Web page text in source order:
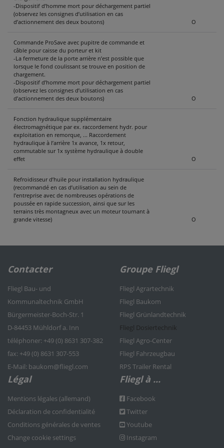
-Dispositif d’homme mort pour déchargement partiel
(observez les consignes d’utilisation en cas
d’actionnement des deux boutons)
O
Commande ProSave avec pupitre de commande et
câble pour caisse du porteur et kit
-La fermeture de la porte arrière n’est possible que
lorsque le fond coulissant se trouve en position de
chargement.
-Dispositif d’homme mort pour déchargement partiel
(observez les consignes d’utilisation en cas
d’actionnement des deux boutons)
O
Fonction hydraulique supplémentaire
électromagnétique par ex. raccordement hydr. pour
exploitation en remorque, ... Raccordement
hydraulique à l’arrière 1x avance, 1x retour,
commutable sur 1x système hydraulique à double
effet
O
Refroidisseur d’huile pour installation hydraulique
(recommandé en cas d’utilisation au sein de
l’entreprise avec de nombreuses opérations de
poussée en rapide succession, ainsi que sur les
terrains très montagneux avec un moteur tournant à
grande vitesse)
O
Contacter
Fliegl Bau- und
Kommunaltechnik GmbH
Bürgermeister-Boch-Str. 1
D-84453 Mühldorf a. Inn
téléphoner: +49 (0) 8631 307-382
fax: +49 (0) 8631 307-553
E-Mail: baukom@fliegl.com
Groupe Fliegl
Fliegl Agrartechnik
Fliegl Baukom
Fliegl Grünlandtechnik
Fliegl Dosiertechnik
Fliegl Agro-Center
Fliegl Fahrzeugbau
RPS Trailer Rental
Légal
Mentions légales (allemand)
Déclaration de confidentialité
Conditions générales de ventes
Change cookie settings
Fliegl à ...
Facebook
Twitter
Youtube
Instagram